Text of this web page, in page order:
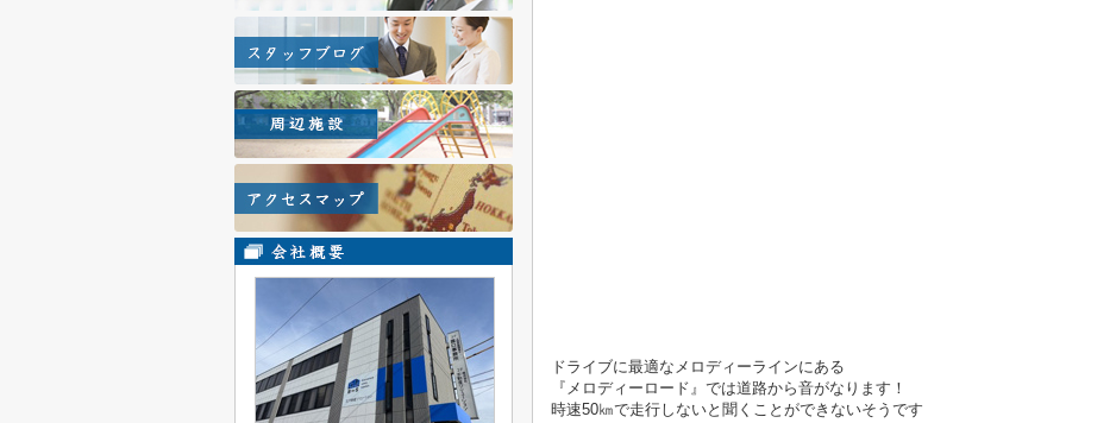
ドライブに最適なメロディーラインにある
『メロディーロード』では道路から音がなります！
時速50㎞で走行しないと聞くことができないそうです